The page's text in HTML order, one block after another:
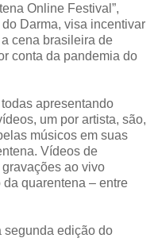
Online Festival”,
Darma, visa incentivar
cena brasileira de
conta da pandemia do
apresentando
um por artista, são,
músicos em suas
Vídeos de
ao vivo
quarentena – entre
segunda edição do